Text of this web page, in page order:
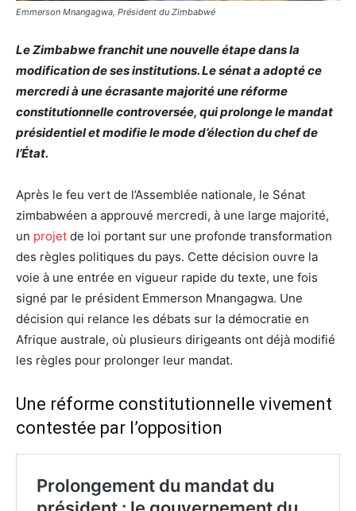
Emmerson Mnangagwa, Président du Zimbabwé
Le Zimbabwe franchit une nouvelle étape dans la
modification de ses institutions. Le sénat a adopté ce
mercredi à une écrasante majorité une réforme
constitutionnelle controversée, qui prolonge le mandat
présidentiel et modifie le mode d’élection du chef de
l’État.
Après le feu vert de l’Assemblée nationale, le Sénat
zimbabwéen a approuvé mercredi, à une large majorité,
un projet de loi portant sur une profonde transformation
des règles politiques du pays. Cette décision ouvre la
voie à une entrée en vigueur rapide du texte, une fois
signé par le président Emmerson Mnangagwa. Une
décision qui relance les débats sur la démocratie en
Afrique australe, où plusieurs dirigeants ont déjà modifié
les règles pour prolonger leur mandat.
Une réforme constitutionnelle vivement
contestée par l’opposition